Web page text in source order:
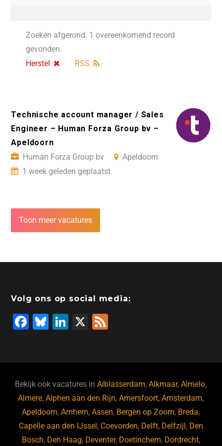
Zoeken afgerond. 1 overeenkomend record
gevonden.
Herstel
RSS
Technische account manager / Sales
Engineer – Human Forza Group bv –
Apeldoorn
Human Forza Group bv
Apeldoorn
1 week geleden geplaatst
Toon meer vacatures
Volg ons op social media:
F
b
o
o
k
Bl
ky
Li
dI
n
X
Bekijk ook vacatures inAlblasserdam,Alkmaar,Almelo,
Almere,Alphen aan den Rijn,Amersfoort,Amsterdam,
Apeldoorn,Arnhem,Assen, Bergen op Zoom, Breda,
Capelle aan den IJssel , Coevorden, Delft, Delfzijl , Den
Bosch, Den Haag, Deventer, Doetinchem, Dordrecht,